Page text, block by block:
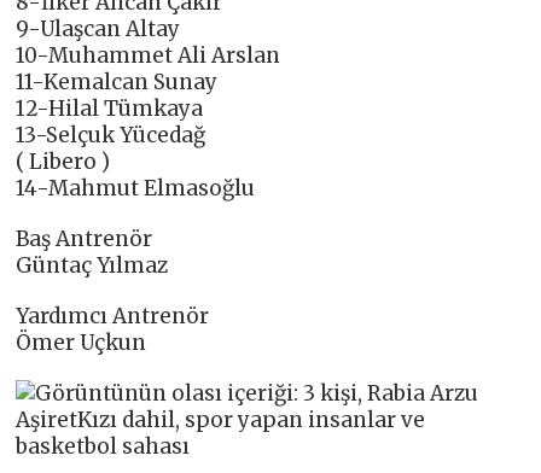
9-Ulaşcan Altay
10-Muhammet Ali Arslan
11-Kemalcan Sunay
12-Hilal Tümkaya
13-Selçuk Yücedağ
( Libero )
14-Mahmut Elmasoğlu
Baş Antrenör
Güntaç Yılmaz
Yardımcı Antrenör
Ömer Uçkun